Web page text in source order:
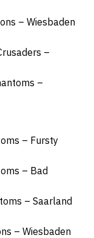
– Wiesbaden
–
–
– Fursty
– Bad
– Saarland
– Wiesbaden